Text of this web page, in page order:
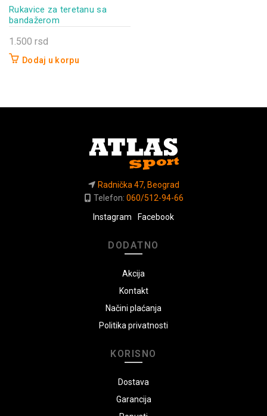
Rukavice za teretanu sa
bandažerom
1.500 rsd
Dodaj u korpu
Radnička 47, Beograd
Telefon: 060/512-94-66
Instagram
Facebook
DODATNO
Akcija
Kontakt
Načini plaćanja
Politika privatnosti
KORISNO
Dostava
Garancija